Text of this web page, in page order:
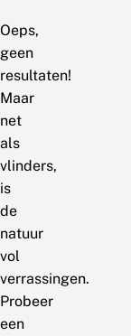
Oeps,
geen
resultaten!
Maar
net
als
vlinders,
is
de
natuur
vol
verrassingen.
Probeer
een